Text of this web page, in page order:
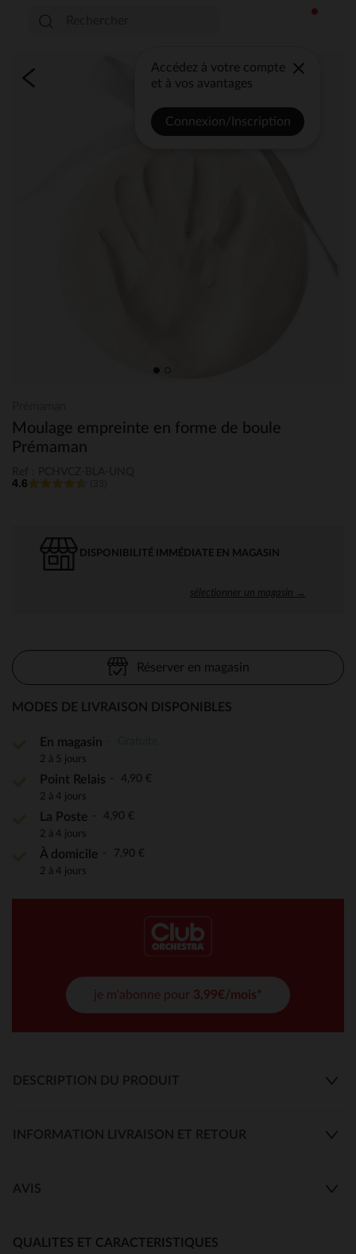
Accédez à votre compte
et à vos avantages
Connexion/Inscription
Moulage empreinte en forme de boule
Prémaman
4.6
DISPONIBILITÉ IMMÉDIATE EN MAGASIN
sélectionner un magasin →
Réserver en magasin
MODES DE LIVRAISON DISPONIBLES
En magasin
2 à 5 jours
Point Relais 4,90 €
2 à 4 jours
La Poste 4,90 €
2 à 4 jours
À domicile 7,90 €
2 à 4 jours
je m'abonne pour 3,99€/mois*
DESCRIPTION DU PRODUIT
INFORMATION LIVRAISON ET RETOUR
AVIS
QUALITES ET CARACTERISTIQUES